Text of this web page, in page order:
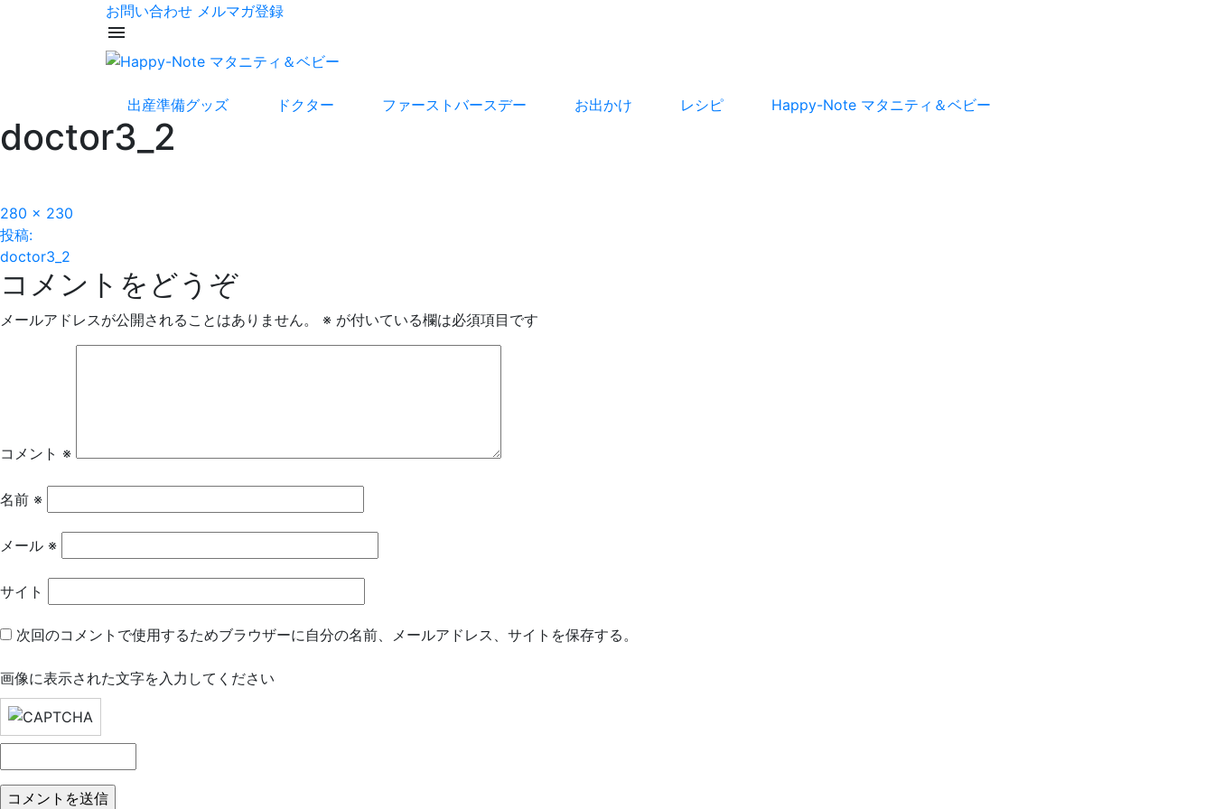
お問い合わせ メルマガ登録
menu
出産準備グッズ ドクター ファーストバースデー お出かけ レシピ Happy-Note マタニティ＆ベビー
doctor3_2
フ
ル
サ
イ
ズ
280 × 230
投
稿
ナ
シ
ン
投稿:
doctor3_2
コメントをどうぞ
メールアドレスが公開されることはありません。 ※ が付いている欄は必須項目です
コメント ※
名前 ※
メール ※
サイト
次回のコメントで使用するためブラウザーに自分の名前、メールアドレス、サイトを保存する。
画像に表示された文字を入力してください